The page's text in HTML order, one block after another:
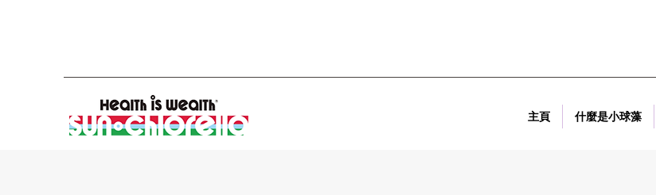
主頁 什麼是小球藻